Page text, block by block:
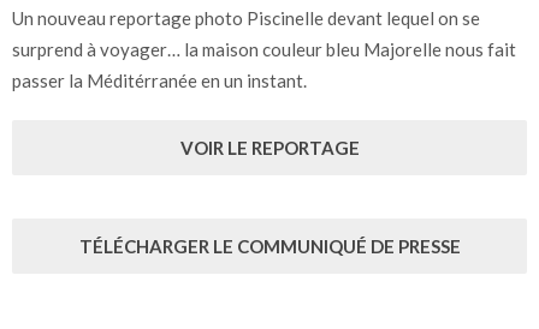
Un nouveau reportage photo Piscinelle devant lequel on se
surprend à voyager… la maison couleur bleu Majorelle nous fait
passer la Méditérranée en un instant.
VOIR LE REPORTAGE
TÉLÉCHARGER LE COMMUNIQUÉ DE PRESSE